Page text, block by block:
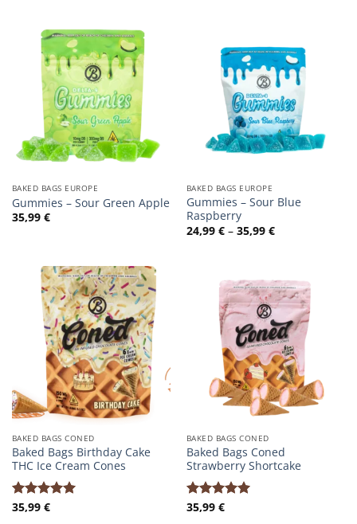
BAKED BAGS EUROPE
Gummies – Sour Green Apple
35,99 €
BAKED BAGS EUROPE
Gummies – Sour Blue
Raspberry
24,99 € – 35,99 €Preisspanne:
24,99 €
BAKED BAGS CONED
Baked Bags Birthday Cake
THC Ice Cream Cones
Bewertet
35,99 €
BAKED BAGS CONED
Baked Bags Coned
Strawberry Shortcake
Bewertet
35,99 €